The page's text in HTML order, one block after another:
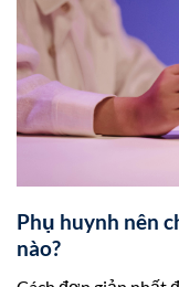
Phụ huynh nên
nào?